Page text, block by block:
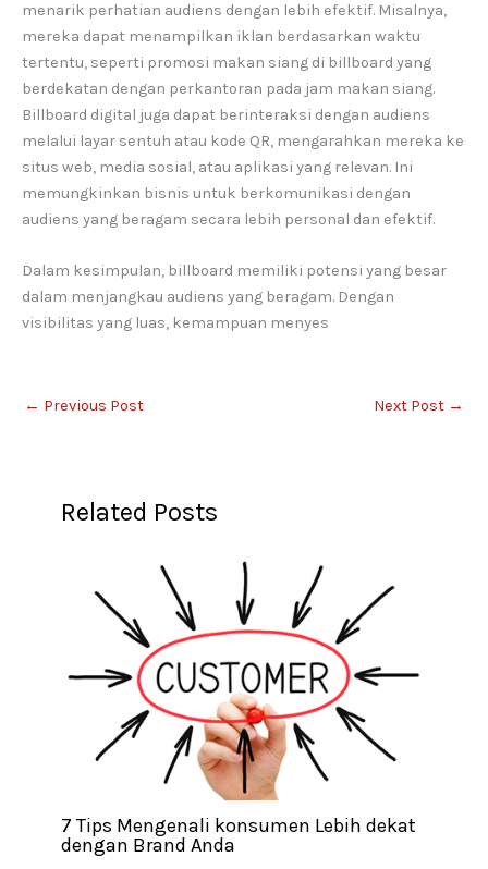
menarik perhatian audiens dengan lebih efektif. Misalnya,
mereka dapat menampilkan iklan berdasarkan waktu
tertentu, seperti promosi makan siang di billboard yang
berdekatan dengan perkantoran pada jam makan siang.
Billboard digital juga dapat berinteraksi dengan audiens
melalui layar sentuh atau kode QR, mengarahkan mereka ke
situs web, media sosial, atau aplikasi yang relevan. Ini
memungkinkan bisnis untuk berkomunikasi dengan
audiens yang beragam secara lebih personal dan efektif.
Dalam kesimpulan, billboard memiliki potensi yang besar
dalam menjangkau audiens yang beragam. Dengan
visibilitas yang luas, kemampuan menyes
← Previous Post Next Post →
Related Posts
7 Tips Mengenali konsumen Lebih dekat
dengan Brand Anda